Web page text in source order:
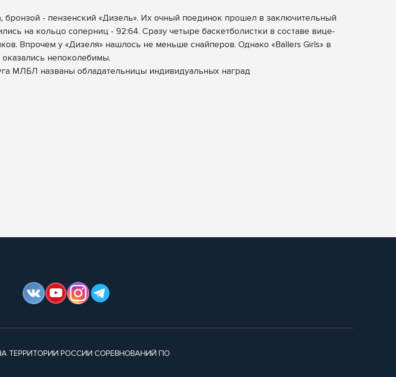
- пензенский «Дизель». Их очный поединок прошел в заключительный
на кольцо соперниц - 92:64. Сразу четыре баскетболистки в составе вице-
Впрочем у «Дизеля» нашлось не меньше снайперов. Однако «Ballers Girls» в
непоколебимы.
МЛБЛ названы обладательницы индивидуальных наград
ТЕРРИТОРИИ РОССИИ СОРЕВНОВАНИЙ ПО